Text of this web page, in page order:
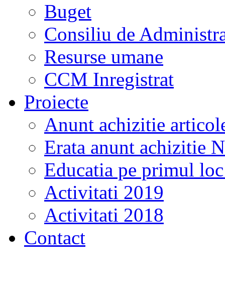
Buget
Consiliu de
Resurse umane
CCM Inregistrat
Proiecte
Anunt achizitie
Erata anunt achizitie
Educatia pe primul
Activitati 2019
Activitati 2018
Contact